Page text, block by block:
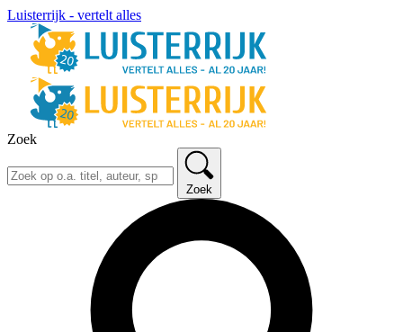
Luisterrijk - vertelt alles
Zoek
Zoek